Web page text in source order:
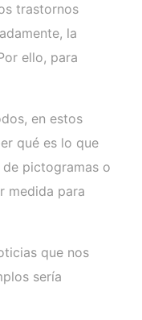
trastornos
la
ello, para
en estos
qué es lo que
pictogramas o
medida para
que nos
sería